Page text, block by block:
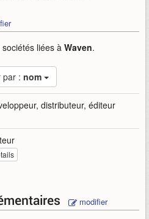
liées à Waven.
par : nom
distributeur, éditeur
modifier